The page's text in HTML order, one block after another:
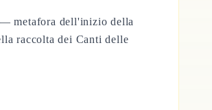
metafora dell'inizio della
raccolta dei Canti delle